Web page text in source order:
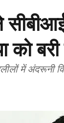
को
में अंदरूनी